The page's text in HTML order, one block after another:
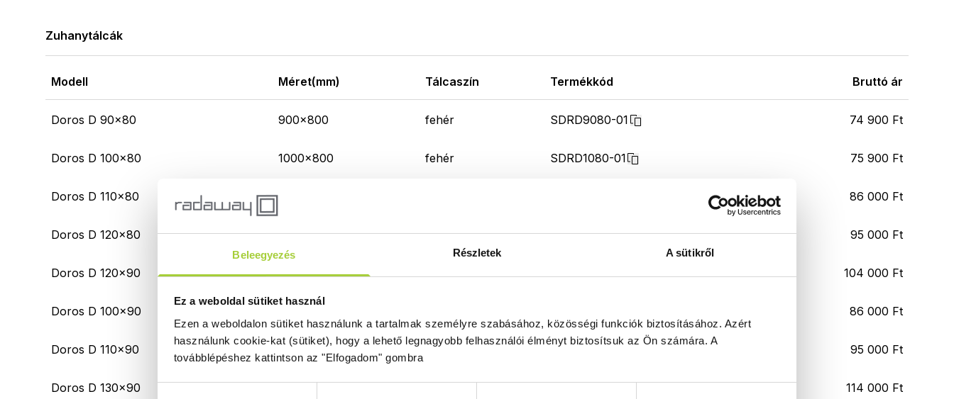
Beleegyezés Részletek A sütikről
Ez a weboldal sütiket használ
Ezen a weboldalon sütiket használunk a tartalmak személyre szabásához, közösségi funkciók biztosításához. Azért
használunk cookie-kat (sütiket), hogy a lehető legnagyobb felhasználói élményt biztosítsuk az Ön számára. A
továbblépéshez kattintson az "Elfogadom" gombra
Zuhanytálcák
Modell Méret(mm) Tálcaszín Termékkód Bruttó ár
Doros D 90x80 900x800 fehér SDRD9080-01 74 900 Ft
Doros D 100x80 1000x800 fehér SDRD1080-01 75 900 Ft
Doros D 110x80 86 000 Ft
Doros D 120x80 1200x800 fehér SDRD1280-01 95 000 Ft
Doros D 120x90 1200x900 fehér SDRD1290-01 104 000 Ft
Doros D 100x90 86 000 Ft
Doros D 110x90 1100x900 fehér SDRD1190-01 95 000 Ft
Doros D 130x90 114 000 Ft